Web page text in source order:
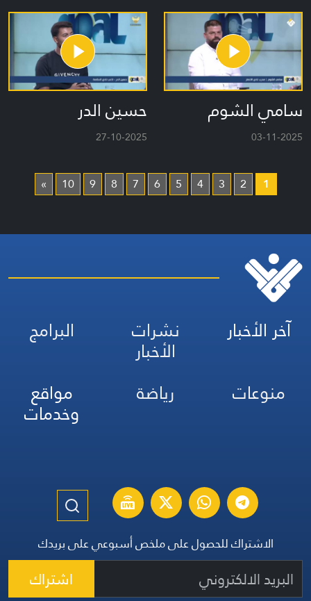
سامي الشوم
03-11-2025
حسين الدر
27-10-2025
1
2
3
4
5
6
7
8
9
10
»
آخر الأخبار نشرات
الأخبار
البرامج
منوعات
رياضة مواقع
وخدمات
الاشتراك للحصول على ملخص أسبوعي على بريدك
اشتراك